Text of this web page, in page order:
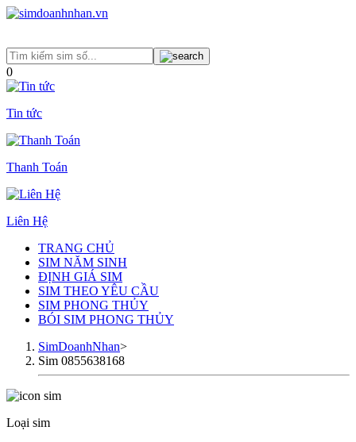
0
Tin tức
Thanh Toán
Liên Hệ
TRANG CHỦ
SIM NĂM SINH
ĐỊNH GIÁ SIM
SIM THEO YÊU CẦU
SIM PHONG THỦY
BÓI SIM PHONG THỦY
SimDoanhNhan>
Sim 0855638168
Loại sim